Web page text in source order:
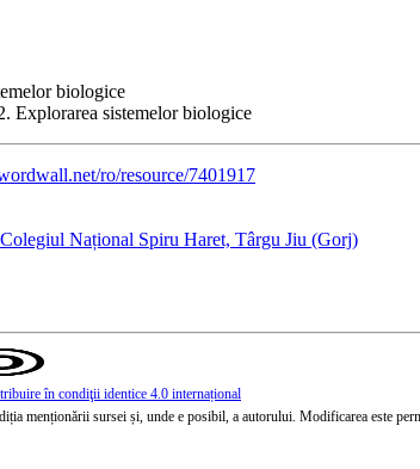
biologice
Explorarea sistemelor biologice
ro/resource/7401917
Național Spiru Haret, Târgu Jiu (Gorj)
în condiţii identice 4.0 internațional
menționării sursei și, unde e posibil, a autorului. Modificarea este